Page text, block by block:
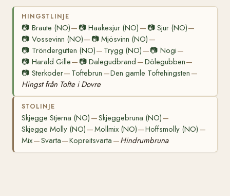
HINGSTLINJE
📷 Braute (NO)— 📷Haakesjur (NO) — 📷 Sjur (NO)—
📷 Vossevinn (NO)— 📷Mjösvinn (NO) —
📷 Tröndergutten (NO)— Trygg (NO) —📷 Nogi—
📷 Harald Gille— 📷Dalegudbrand —Dölegubben—
📷 Sterkoder— Toftebrun —Den gamle Toftehingsten —
Hingst från Tofte i Dovre
STOLINJE
Skjegge Stjerna (NO) —Skjeggebruna (NO)—
Skjegge Molly (NO) —Mollmix (NO)—Hoffsmolly (NO) —
Mix—Svarta—Kopreitsvarta —Hindrumbruna